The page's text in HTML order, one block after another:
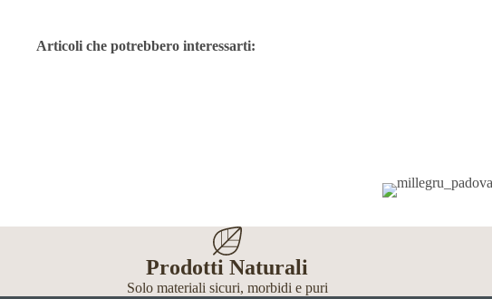
Articoli che potrebbero interessarti:
Prodotti Naturali
Solo materiali sicuri, morbidi e puri